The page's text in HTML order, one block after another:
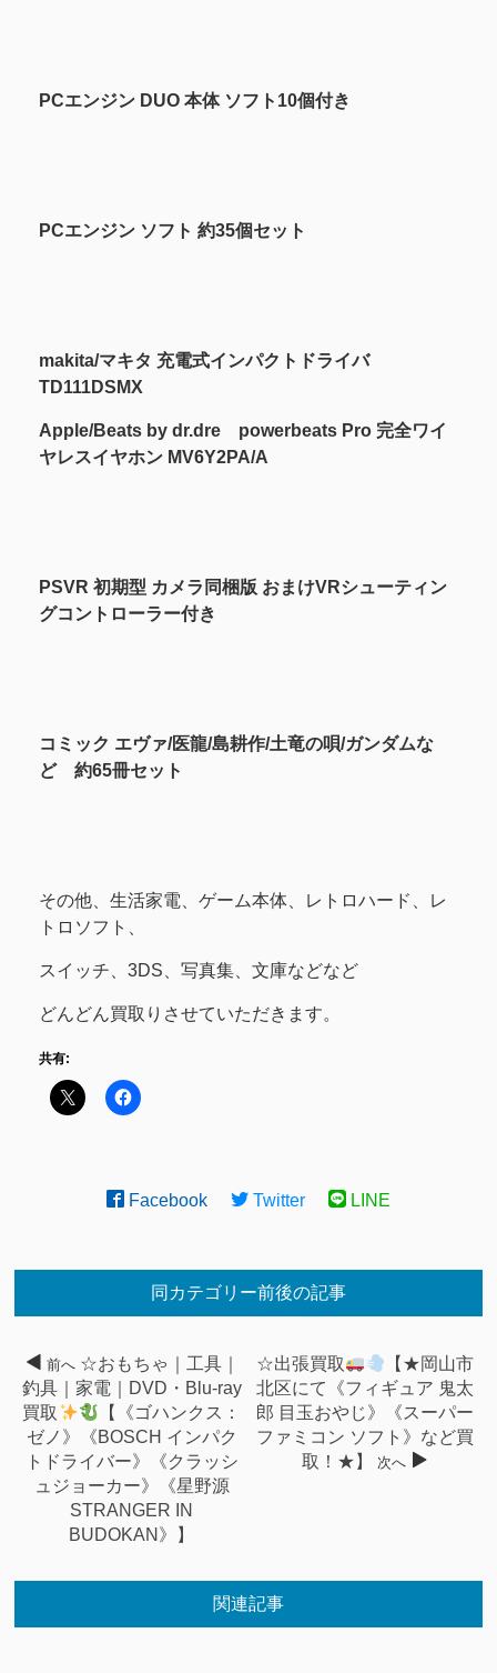
PCエンジン DUO 本体 ソフト10個付き
PCエンジン ソフト 約35個セット
makita/マキタ 充電式インパクトドライバ
TD111DSMX
Apple/Beats by dr.dre powerbeats Pro 完全ワイ
ヤレスイヤホン MV6Y2PA/A
PSVR 初期型 カメラ同梱版 おまけVRシューティン
グコントローラー付き
コミック エヴァ/医龍/島耕作/土竜の唄/ガンダムな
ど 約65冊セット
その他、生活家電、ゲーム本体、レトロハード、レ
トロソフト、
スイッチ、3DS、写真集、文庫などなど
どんどん買取りさせていただきます。
共有:
Facebook Twitter LINE
同カテゴリー前後の記事
前へ ☆おもちゃ｜工具｜
釣具｜家電｜DVD・Blu-ray
買取
【《ゴハンクス：
ゼノ》《BOSCH インパク
トドライバー》《クラッシ
ュジョーカー》《星野源
STRANGER IN
BUDOKAN》】
☆出張買取
【★岡山市
北区にて《フィギュア 鬼太
郎 目玉おやじ》《スーパー
ファミコン ソフト》など買
取！★】
次へ
関連記事